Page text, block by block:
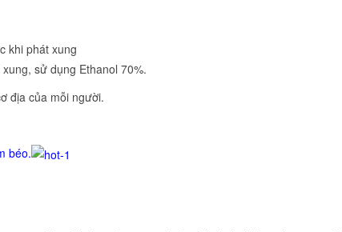
khi phát xung
sử dụng Ethanol 70%.
địa của mỗi người.
béo.